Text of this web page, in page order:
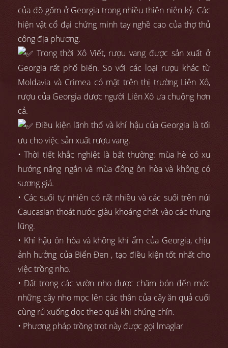
của đồ gốm ở Georgia trong nhiều thiên niên kỷ. Các
hiện vật cổ đại chứng minh tay nghề cao của thợ thủ
công địa phương.
Trong thời Xô Viết, rượu vang được sản xuất ở
Georgia rất phổ biến. So với các loại rượu khác từ
Moldavia và Crimea có mặt trên thị trường Liên Xô,
rượu của Georgia được người Liên Xô ưa chuộng hơn
cả.
Điều kiện lãnh thổ và khí hậu của Georgia là tối
ưu cho việc sản xuất rượu vang.
• Thời tiết khắc nghiệt là bất thường: mùa hè có xu
hướng nắng ngắn và mùa đông ôn hòa và không có
sương giá.
• Các suối tự nhiên có rất nhiều và các suối trên núi
Caucasian thoát nước giàu khoáng chất vào các thung
lũng.
• Khí hậu ôn hòa và không khí ẩm của Georgia, chịu
ảnh hưởng của Biển Đen , tạo điều kiện tốt nhất cho
việc trồng nho.
• Đất trong các vườn nho được chăm bón đến mức
những cây nho mọc lên các thân của cây ăn quả cuối
cùng rủ xuống dọc theo quả khi chúng chín.
• Phương pháp trồng trọt này được gọi lmaglar